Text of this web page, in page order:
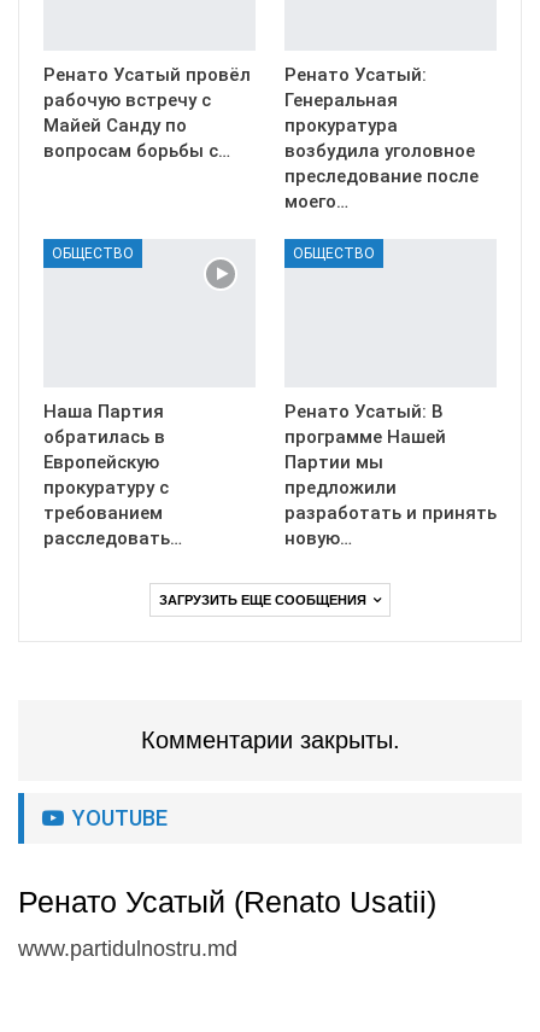
Ренато Усатый провёл
рабочую встречу с
Майей Санду по
вопросам борьбы с…
Ренато Усатый:
Генеральная
прокуратура
возбудила уголовное
преследование после
моего…
ОБЩЕСТВО
Наша Партия
обратилась в
Европейскую
прокуратуру с
требованием
расследовать…
ОБЩЕСТВО
Ренато Усатый: В
программе Нашей
Партии мы
предложили
разработать и принять
новую…
ЗАГРУЗИТЬ ЕЩЕ СООБЩЕНИЯ
Комментарии закрыты.
YOUTUBE
Ренато Усатый (Renato Usatii)
www.partidulnostru.md